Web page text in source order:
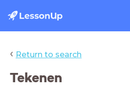
‹ Return to search
Tekenen